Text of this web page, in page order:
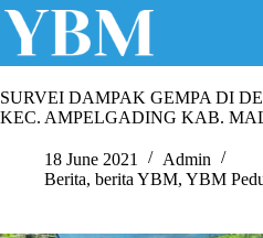
Skip
SURVEI DAMPAK GEMPA DI
KEC. AMPELGADING KAB.
18 June 2021
Admin
Berita, berita YBM, YBM